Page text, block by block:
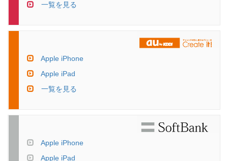
一覧を見る
Apple iPhone
Apple iPad
一覧を見る
Apple iPhone
Apple iPad